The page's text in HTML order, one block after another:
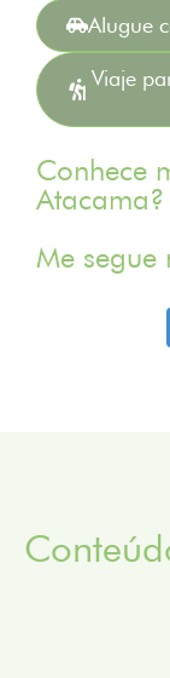
Alugue
Viaje
Conhece
Atacama?
Me segue